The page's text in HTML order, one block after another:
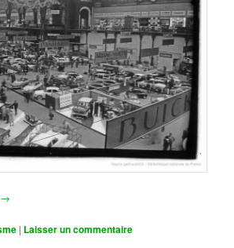
→
| Laisser un commentaire